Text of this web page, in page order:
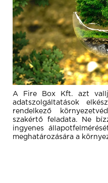
A Fire Box Kft. azt
adatszolgáltatások
rendelkező
szakértő feladata. Ne
ingyenes
meghatározására a